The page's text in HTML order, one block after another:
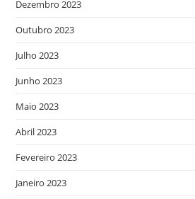
Dezembro 2023
Outubro 2023
Julho 2023
Junho 2023
Maio 2023
Abril 2023
Fevereiro 2023
Janeiro 2023